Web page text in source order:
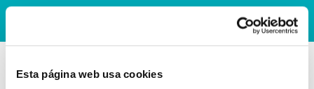
Esta página web usa cookies